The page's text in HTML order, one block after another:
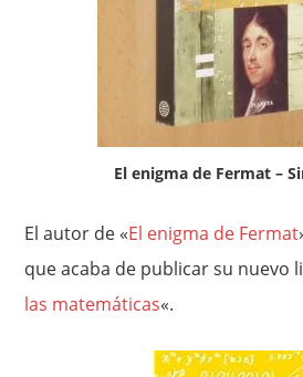
El enigma de Fermat –
El autor de «El enigma de Fermat
que acaba de publicar su nuevo
las matemáticas«.